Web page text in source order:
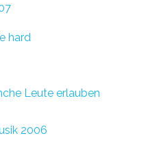
hard
Leute erlauben
2006